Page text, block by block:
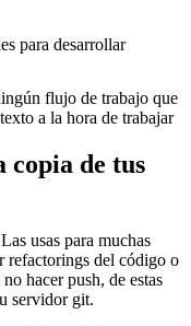
para desarrollar
flujo de trabajo que
a la hora de trabajar
copia de tus
usas para muchas
refactorings del código o
hacer push, de estas
servidor git.